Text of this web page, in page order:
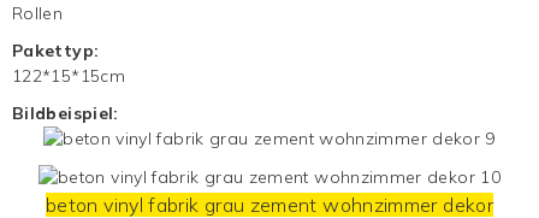
Rollen
Pakettyp:
122*15*15cm
Bildbeispiel:
beton vinyl fabrik grau zement wohnzimmer dekor